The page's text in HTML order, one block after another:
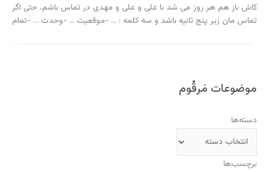
کاش باز هم هر روز می شد با علی و علی و مهدی در تماس باشم، حتی اگر
تماس مان زیر پنج ثانیه باشد و سه کلمه : … -موقعیت … -وحدت … -تمام
موضوعات مَرقُوم
دسته‌ها
برچسب‌ها